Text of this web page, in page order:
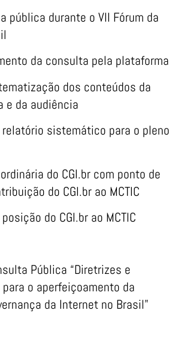
pública durante o VII Fórum da
da consulta pela plataforma
dos conteúdos da
e da audiência
sistemático para o pleno
do CGI.br com ponto de
do CGI.br ao MCTIC
do CGI.br ao MCTIC
Pública “Diretrizes e
o aperfeiçoamento da
da Internet no Brasil”